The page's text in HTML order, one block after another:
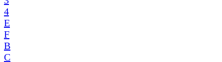
4
E
F
B
C